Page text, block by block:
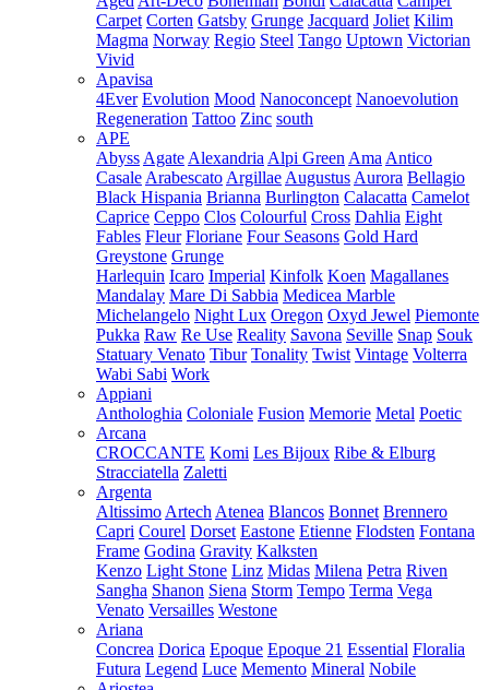
Carpet Corten Gatsby Grunge Jacquard Joliet Kilim
Magma Norway Regio Steel Tango Uptown Victorian
Vivid
Apavisa
4Ever Evolution Mood Nanoconcept Nanoevolution
Regeneration Tattoo Zinc south
APE
Abyss Agate Alexandria Alpi Green Ama Antico
Casale Arabescato Argillae Augustus Aurora Bellagio
Black Hispania Brianna Burlington Calacatta Camelot
Caprice Ceppo Clos Colourful Cross Dahlia Eight
Fables Fleur Floriane Four Seasons Gold Hard
Greystone Grunge
Harlequin Icaro Imperial Kinfolk Koen Magallanes
Mandalay Mare Di Sabbia Medicea Marble
Michelangelo Night Lux Oregon Oxyd Jewel Piemonte
Pukka Raw Re Use Reality Savona Seville Snap Souk
Statuary Venato Tibur Tonality Twist Vintage Volterra
Wabi Sabi Work
Appiani
Anthologhia Coloniale Fusion Memorie Metal Poetic
Arcana
CROCCANTE Komi Les Bijoux Ribe & Elburg
Stracciatella Zaletti
Argenta
Altissimo Artech Atenea Blancos Bonnet Brennero
Capri Courel Dorset Eastone Etienne Flodsten Fontana
Frame Godina Gravity Kalksten
Kenzo Light Stone Linz Midas Milena Petra Riven
Sangha Shanon Siena Storm Tempo Terma Vega
Venato Versailles Westone
Ariana
Concrea Dorica Epoque Epoque 21 Essential Floralia
Futura Legend Luce Memento Mineral Nobile